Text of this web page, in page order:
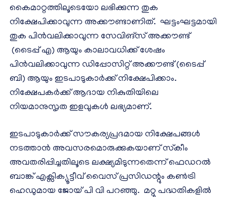
കൈമാറ്റത്തിലൂടെയോ ലഭിക്കുന്ന തുക
നിക്ഷേപിക്കാവുന്ന അക്കൗണ്ടാണിത്. ഘട്ടംഘട്ടമായി
തുക പിൻവലിക്കാവുന്ന സേവിങ്സ് അക്കൗണ്ട്
(ടൈപ്പ് എ) ആയും കാലാവധിക്ക് ശേഷം
പിൻവലിക്കാവുന്ന ഡിപ്പോസിറ്റ് അക്കൗണ്ട് (ടൈപ്പ്
ബി) ആയും ഇടപാടുകാർക്ക് നിക്ഷേപിക്കാം.
നിക്ഷേപകർക്ക് ആദായ നികുതിയിലെ
നിയമാനുസൃത ഇളവുകൾ ലഭ്യമാണ്.
ഇടപാടുകാർക്ക് സൗകര്യപ്രദമായ നിക്ഷേപങ്ങൾ
നടത്താൻ അവസരമൊരുക്കുകയാണ് സ്‌കീം
അവതരിപ്പിച്ചതിലൂടെ ലക്ഷ്യമിടുന്നതെന്ന് ഫെഡറൽ
ബാങ്ക് എക്സിക്യൂട്ടീവ് വൈസ് പ്രസിഡന്റും കൺട്രി
ഹെഡുമായ ജോയ് പി വി പറഞ്ഞു. മറ്റു പദ്ധതികളിൽ